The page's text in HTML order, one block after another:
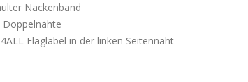
Nackenband
Flaglabel in der linken Seitennaht